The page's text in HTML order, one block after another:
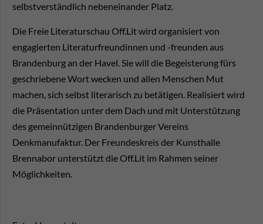
selbstverständlich nebeneinander Platz.
Die Freie Literaturschau Off.Lit wird organisiert von
engagierten Literaturfreundinnen und -freunden aus
Brandenburg an der Havel. Sie will die Begeisterung fürs
geschriebene Wort wecken und allen Menschen Mut
machen, sich selbst literarisch zu betätigen. Realisiert wird
die Präsentation unter dem Dach und mit Unterstützung
des gemeinnützigen Brandenburger Vereins
Denkmanufaktur. Der Freundeskreis der Kunsthalle
Brennabor unterstützt die Off.Lit im Rahmen seiner
Möglichkeiten.